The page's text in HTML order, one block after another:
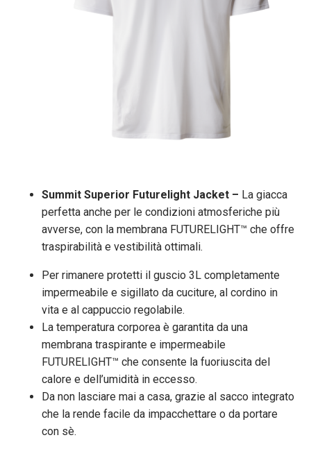
Summit Superior Futurelight Jacket – La giacca
perfetta anche per le condizioni atmosferiche più
avverse, con la membrana FUTURELIGHT™ che offre
traspirabilità e vestibilità ottimali.
Per rimanere protetti il guscio 3L completamente
impermeabile e sigillato da cuciture, al cordino in
vita e al cappuccio regolabile.
La temperatura corporea è garantita da una
membrana traspirante e impermeabile
FUTURELIGHT™ che consente la fuoriuscita del
calore e dell’umidità in eccesso.
Da non lasciare mai a casa, grazie al sacco integrato
che la rende facile da impacchettare o da portare
con sè.